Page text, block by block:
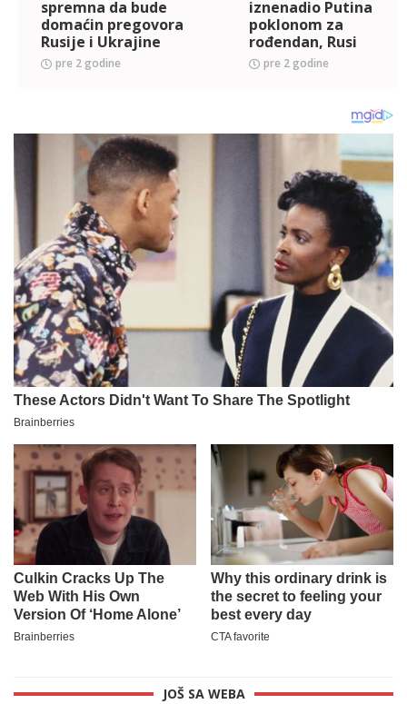
spremna da bude
domaćin pregovora
Rusije i Ukrajine
pre 2 godine
iznenadio Putina
poklonom za
rođendan, Rusi
oduševljeni
pre 2 godine
JOŠ SA WEBA